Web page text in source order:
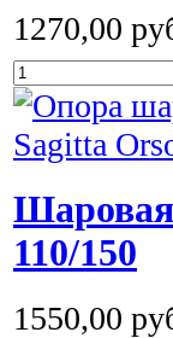
1270,00
110/150
1550,00